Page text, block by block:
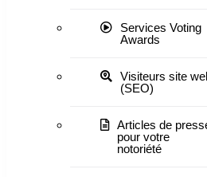
Services Voting
Awards
Visiteurs site
(SEO)
Articles de
pour votre
notoriété